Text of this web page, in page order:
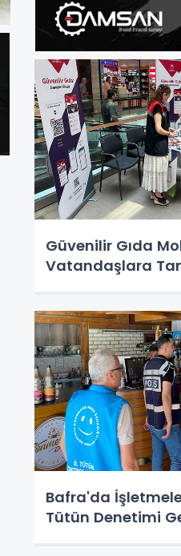
Güvenilir Gıda
Vatandaşlara
Bafra'da
Tütün Denetimi